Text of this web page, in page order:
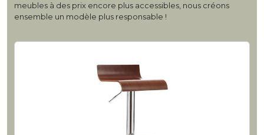
meubles à des prix encore plus accessibles, nous créons
ensemble un modèle plus responsable !